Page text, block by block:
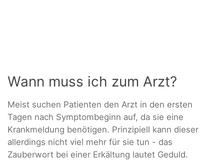
Wann muss ich zum Arzt?
Meist suchen Patienten den Arzt in den ersten
Tagen nach Symptombeginn auf, da sie eine
Krankmeldung benötigen. Prinzipiell kann dieser
allerdings nicht viel mehr für sie tun - das
Zauberwort bei einer Erkältung lautet Geduld.